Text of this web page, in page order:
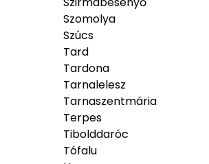
Szomolya
Szúcs
Tard
Tardona
Tarnalelesz
Tarnaszentmária
Terpes
Tibolddaróc
Tófalu